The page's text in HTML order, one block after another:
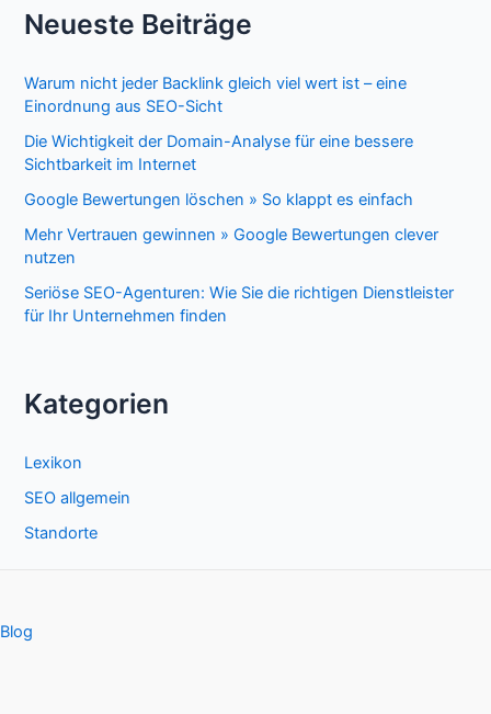
Neueste Beiträge
Warum nicht jeder Backlink gleich viel wert ist – eine
Einordnung aus SEO-Sicht
Die Wichtigkeit der Domain-Analyse für eine bessere
Sichtbarkeit im Internet
Google Bewertungen löschen » So klappt es einfach
Mehr Vertrauen gewinnen » Google Bewertungen clever
nutzen
Seriöse SEO-Agenturen: Wie Sie die richtigen Dienstleister
für Ihr Unternehmen finden
Kategorien
Lexikon
SEO allgemein
Standorte
Blog